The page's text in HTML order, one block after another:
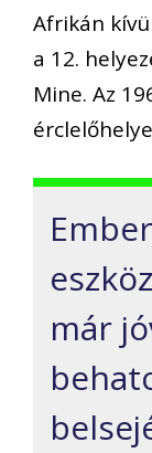
Afrikán
a 12.
Mine. Az
már